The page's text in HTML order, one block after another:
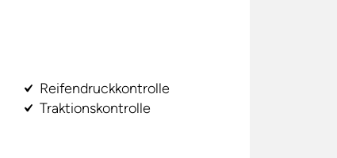
Reifendruckkontrolle
Traktionskontrolle